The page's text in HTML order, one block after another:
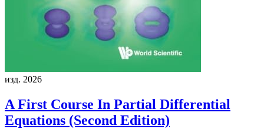
изд. 2026
A First Course In Partial Differential
Equations (Second Edition)